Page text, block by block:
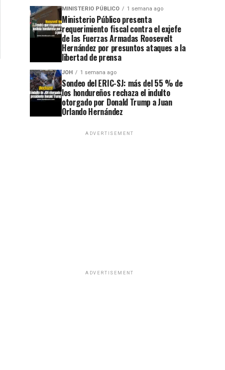
MINISTERIO PÚBLICO 1 semana ago
Ministerio Público presenta
requerimiento fiscal contra el exjefe
de las Fuerzas Armadas Roosevelt
Hernández por presuntos ataques a la
libertad de prensa
JOH 1 semana ago
Sondeo del ERIC-SJ: más del 55 % de
los hondureños rechaza el indulto
otorgado por Donald Trump a Juan
Orlando Hernández
ADVERTISEMENT
ADVERTISEMENT